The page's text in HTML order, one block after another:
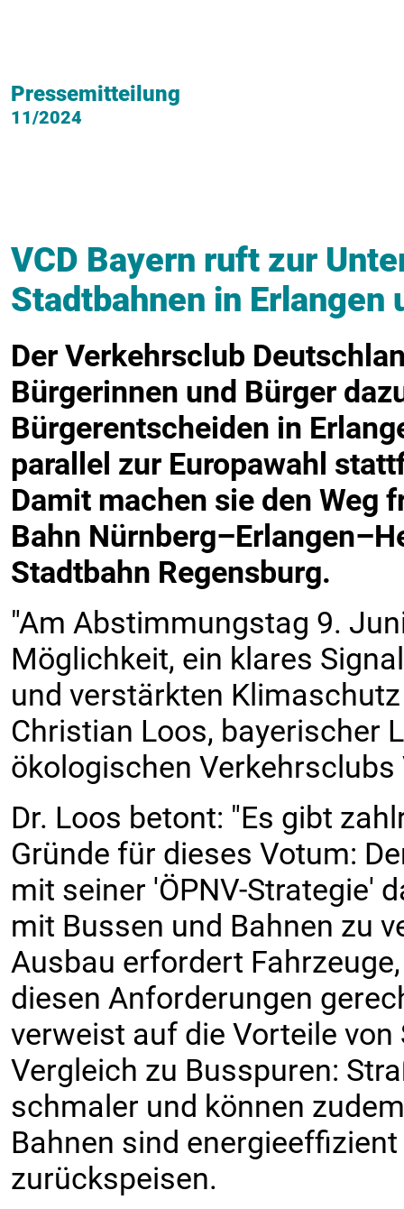
Pressemitteilung
11/2024
VCD Bayern ruft zur
Stadtbahnen in Erlangen
Der Verkehrsclub
Bürgerinnen und Bürger
Bürgerentscheiden in
parallel zur Europawahl
Damit machen sie den Weg
Bahn
Stadtbahn Regensburg.
"Am Abstimmungstag 9.
Möglichkeit, ein klares
und verstärkten
Christian Loos, bayerischer
ökologischen Verkehrsclubs
Dr. Loos betont: "Es gibt
Gründe für dieses Votum:
mit seiner 'ÖPNV-Strategie'
mit Bussen und Bahnen zu
Ausbau erfordert
diesen Anforderungen
verweist auf die Vorteile
Vergleich zu Busspuren:
schmaler und können
Bahnen sind
zurückspeisen.